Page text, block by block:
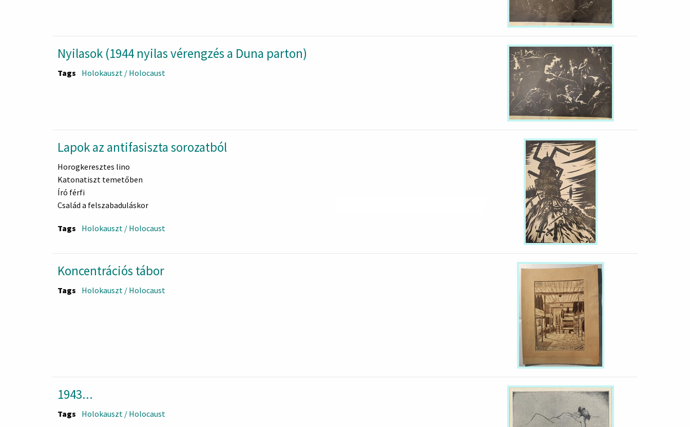
Nyilasok (1944 nyilas vérengzés a Duna parton)
Tags Holokauszt / Holocaust
Lapok az antifasiszta sorozatból
Horogkeresztes lino
Katonatiszt temetőben
Író férfi
Család a felszabaduláskor
Óvóhelyen
Tags Holokauszt / Holocaust
Koncentrációs tábor
Tags Holokauszt / Holocaust
1943...
Tags Holokauszt / Holocaust